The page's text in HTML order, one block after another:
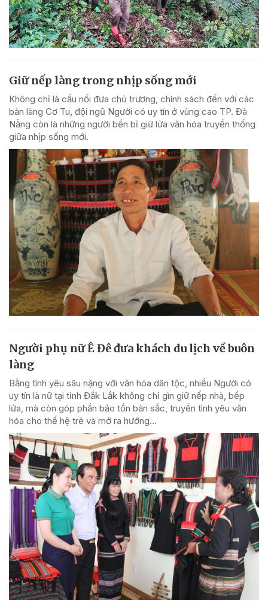
Giữ nếp làng trong nhịp sống mới
Không chỉ là cầu nối đưa chủ trương, chính sách đến với các
bản làng Cơ Tu, đội ngũ Người có uy tín ở vùng cao TP. Đà
Nẵng còn là những người bền bỉ giữ lửa văn hóa truyền thống
giữa nhịp sống mới.
Người phụ nữ Ê Đê đưa khách du lịch về buôn
làng
Bằng tình yêu sâu nặng với văn hóa dân tộc, nhiều Người có
uy tín là nữ tại tỉnh Đắk Lắk không chỉ gìn giữ nếp nhà, bếp
lửa, mà còn góp phần bảo tồn bản sắc, truyền tình yêu văn
hóa cho thế hệ trẻ và mở ra hướng...